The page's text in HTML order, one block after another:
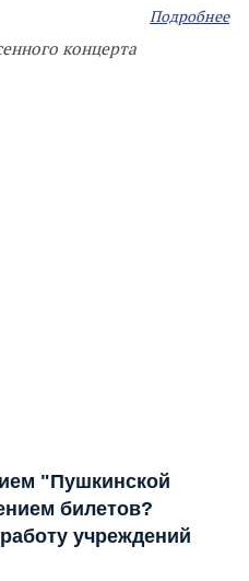
Подробнее
концерта
"Пушкинской
билетов?
учреждений